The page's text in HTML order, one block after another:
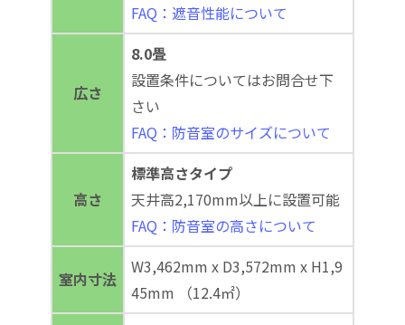
FAQ：遮音性能について
広さ
8.0畳
設置条件についてはお問合せ下
さい
FAQ：防音室のサイズについて
高さ
標準高さタイプ
天井高2,170mm以上に設置可能
FAQ：防音室の高さについて
室内寸法
W3,462mm x D3,572mm x H1,9
45mm （12.4㎡）